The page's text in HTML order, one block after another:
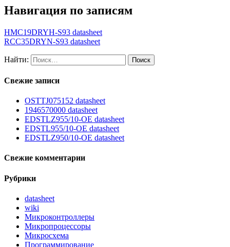
Навигация по записям
HMC19DRYH-S93 datasheet
RCC35DRYN-S93 datasheet
Найти:
Свежие записи
OSTTJ075152 datasheet
1946570000 datasheet
EDSTLZ955/10-OE datasheet
EDSTL955/10-OE datasheet
EDSTLZ950/10-OE datasheet
Свежие комментарии
Рубрики
datasheet
wiki
Микроконтроллеры
Микропроцессоры
Микросхема
Программирование